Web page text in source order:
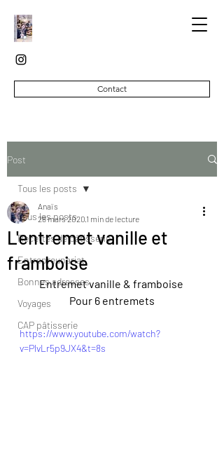
Contact
Post
Tous les posts
Recettes de pâtisserie
Entrepreunariat
Bonnes adresses
Voyages
CAP pâtisserie
Tous les posts
L'entremet vanille et
framboise
Anaïs
28 mars 2020 1 min de lecture
Entremet vanille & framboise
Pour 6 entremets
https://www.youtube.com/watch?
v=PlvLr5p9JX4&t=8s